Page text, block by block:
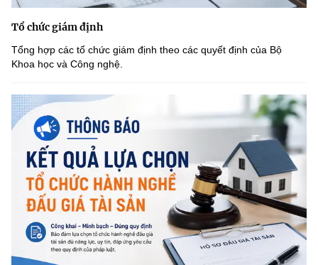
Tổ chức giám định
Tổng hợp các tổ chức giám định theo các quyết định của Bộ
Khoa học và Công nghệ.